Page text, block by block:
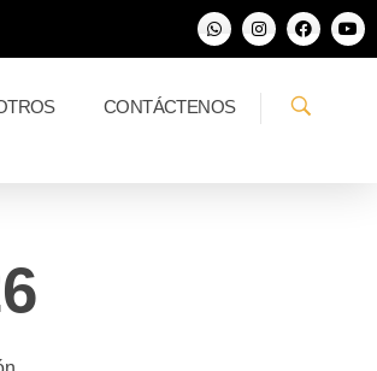
CONTÁCTENOS